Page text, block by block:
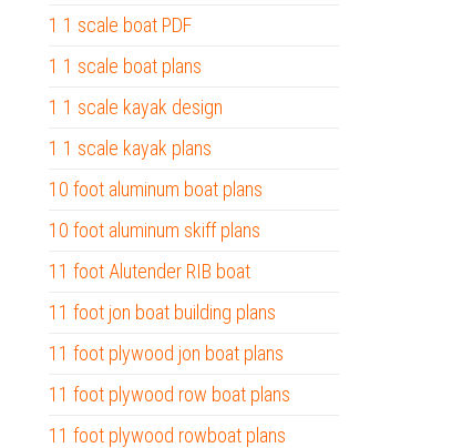
1 1 scale boat PDF
1 1 scale boat plans
1 1 scale kayak design
1 1 scale kayak plans
10 foot aluminum boat plans
10 foot aluminum skiff plans
11 foot Alutender RIB boat
11 foot jon boat building plans
11 foot plywood jon boat plans
11 foot plywood row boat plans
11 foot plywood rowboat plans